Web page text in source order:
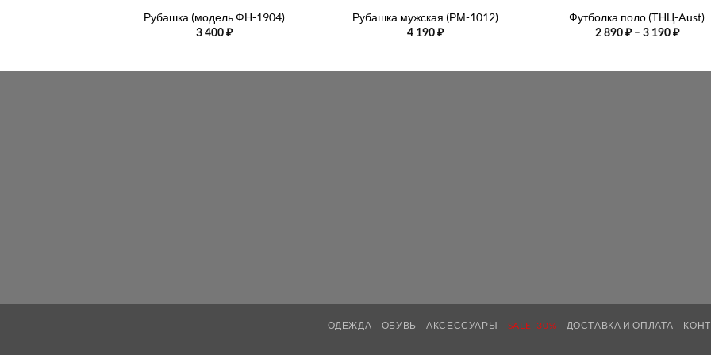
Рубашка (модель ФН-1904)
3 400₽
Рубашка мужская (РМ-1012)
4 190₽
Футболка поло (ТНЦ-Aust)
2 890 ₽ – 3 190 ₽
ОДЕЖДА ОБУВЬ АКСЕССУАРЫ SALE -30% ДОСТАВКА И ОПЛАТА